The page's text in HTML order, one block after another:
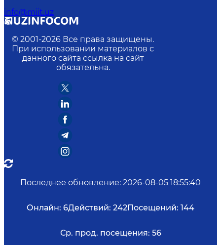
info@miit.uz
© 2001-2026 Все права защищены.
При использовании материалов с
данного сайта ссылка на сайт
обязательна.
Последнее обновление: 2026-08-05 18:55:40
Онлайн: 6Действий: 242Посещений: 144
Ср. прод. посещения: 56